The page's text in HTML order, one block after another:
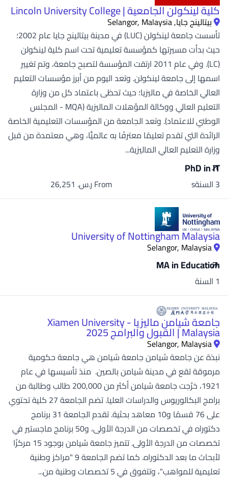
كلية لينكولن الجامعية | Lincoln University College
بيتالينج جايا, Selangor, Malaysia
تأسست جامعة لينكولن (LUC) في مدينة بيتالينج جايا عام 2002؛
حيث بدأت مسيرتها كمؤسسة تعليمية تحت اسم كلية لينكولن
(LC). وفي عام 2011 ارتقت المؤسسة لتصبح جامعة، وتم تغيير
اسمها إلى جامعة لينكولن. وتعد اليوم من أبرز مؤسسات التعليم
العالي الخاصة في ماليزيا؛ حيث تحظى باعتماد كل من وزارة
التعليم العالي ووكالة المؤهلات الماليزية (MQA - المجلس
الوطني للاعتماد). وتعد الجامعة من المؤسسات التعليمية الخاصة
الرائدة التي تقدم تعليمًا معترفًا به عالميًّا، وهي معتمدة من قبل
وزارة التعليم العالي الماليزية...
PhD in IT
3 السنةs From ر.س.‏ 26,251
University of Nottingham Malaysia
Selangor, Malaysia
MA in Education
1 السنة
جامعة شيامن ماليزيا - Xiamen University
Malaysia | القبول والبرامج 2025
Selangor, Malaysia
نبذة عن جامعة شيامن جامعة شيامن هي جامعة حكومية
مرموقة تقع في مدينة شيامن بالصين. منذ تأسيسها في عام
1921، خرّجت جامعة شيامن أكثر من 200,000 طالب وطالبة من
برامج البكالوريوس والدراسات العليا. تضم الجامعة 27 كلية تحتوي
على 76 قسمًا و10 معاهد بحثية. تقدم الجامعة 31 برنامج
دكتوراه في تخصصات من الدرجة الأولى، و50 برنامج ماجستير في
تخصصات من الدرجة الأولى. تتميز جامعة شيامن بوجود 15 مركزًا
لأبحاث ما بعد الدكتوراه. كما تضم الجامعة 9 "مراكز وطنية
تعليمية للمواهب"، وتتفوق في 5 تخصصات وطنية من...